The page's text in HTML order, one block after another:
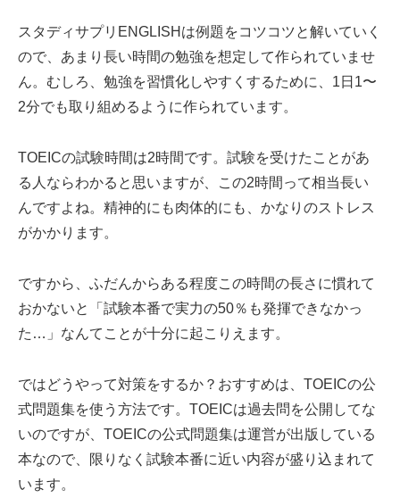
スタディサプリENGLISHは例題をコツコツと解いていく
ので、あまり長い時間の勉強を想定して作られていませ
ん。むしろ、勉強を習慣化しやすくするために、1日1〜
2分でも取り組めるように作られています。
TOEICの試験時間は2時間です。試験を受けたことがあ
る人ならわかると思いますが、この2時間って相当長い
んですよね。精神的にも肉体的にも、かなりのストレス
がかかります。
ですから、ふだんからある程度この時間の長さに慣れて
おかないと「試験本番で実力の50％も発揮できなかっ
た…」なんてことが十分に起こりえます。
ではどうやって対策をするか？おすすめは、TOEICの公
式問題集を使う方法です。TOEICは過去問を公開してな
いのですが、TOEICの公式問題集は運営が出版している
本なので、限りなく試験本番に近い内容が盛り込まれて
います。